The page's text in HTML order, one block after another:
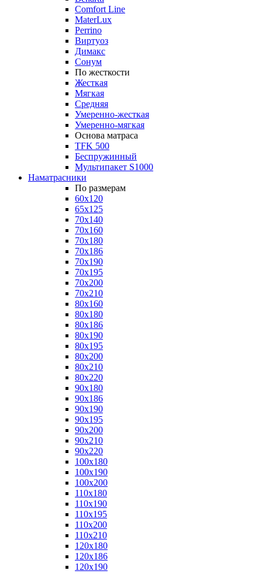
Comfort Line
MaterLux
Perrino
Виртуоз
Димакс
Сонум
По жесткости
Жесткая
Мягкая
Средняя
Умеренно-жесткая
Умеренно-мягкая
Основа матраса
TFK 500
Беспружинный
Мультипакет S1000
Наматрасники
По размерам
60x120
65x125
70x140
70x160
70x180
70x186
70x190
70x195
70x200
70x210
80x160
80x180
80x186
80x190
80x195
80x200
80x210
80x220
90x180
90x186
90x190
90x195
90x200
90x210
90x220
100x180
100x190
100x200
110x180
110x190
110x195
110x200
110x210
120x180
120x186
120x190